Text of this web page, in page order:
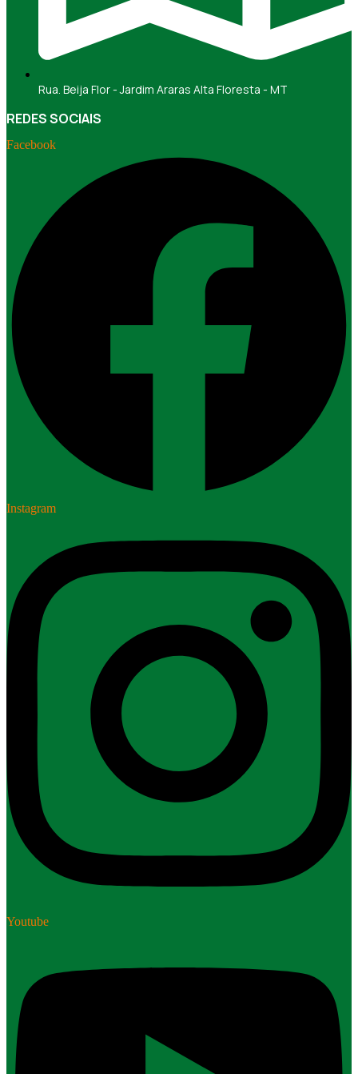
Rua. Beija Flor - Jardim Araras Alta Floresta - MT
REDES SOCIAIS
Facebook
Instagram
Youtube